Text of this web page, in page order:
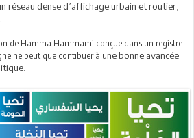
réseau dense d’affichage urbain et routier,
de Hamma Hammami conçue dans un registre
ne peut que contibuer à une bonne avancée